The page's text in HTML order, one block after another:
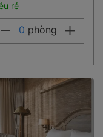
rẻ
0 phòng